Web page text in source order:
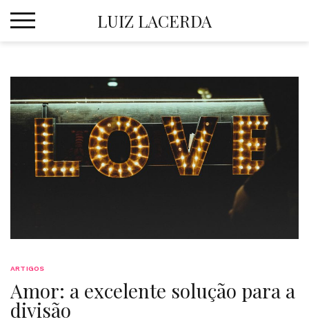
LUIZ LACERDA
ARTIGOS
Amor: a excelente solução para a
divisão